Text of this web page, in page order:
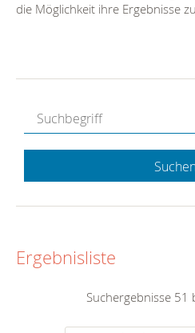
die Möglichkeit ihre Ergebnisse
Ergebnisliste
Suchergebnisse 51